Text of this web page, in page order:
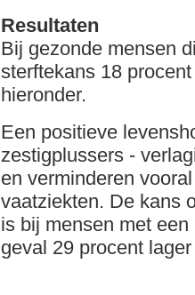
Resultaten
Bij gezonde mensen
sterftekans 18
hieronder.
Een positieve
zestigplussers -
en verminderen
vaatziekten. De kans
is bij mensen met
geval 29 procent